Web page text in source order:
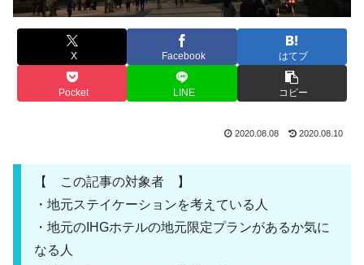
X Facebook はてブ
Pocket LINE コピー
2020.08.08 2020.08.10
【 この記事の対象者 】
・地元ステイケーションを考えている人
・地元のIHGホテルの地元限定プランがあるか気に
なる人